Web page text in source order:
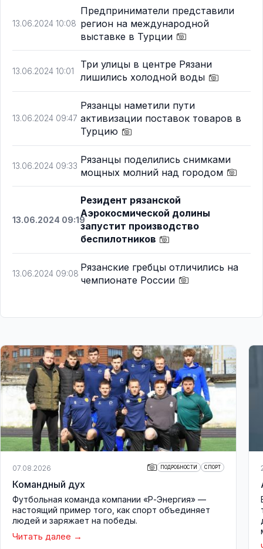
13.06.2024 10:08
Предприниматели представили
регион на международной
выставке в Турции
13.06.2024 10:01
Три улицы в центре Рязани
лишились холодной воды
13.06.2024 09:47
Рязанцы наметили пути
активизации поставок товаров в
Турцию
13.06.2024 09:33
Рязанцы поделились снимками
мощных молний над городом
13.06.2024 09:19
Резидент рязанской
Аэрокосмической долины
запустит производство
беспилотников
13.06.2024 09:08
Рязанские гребцы отличились на
чемпионате России
07.08.2026 ПОДРОБНОСТИ СПОРТ
Командный дух
Футбольная команда компании «Р-Энергия» —
настоящий пример того, как спорт объединяет
людей и заряжает на победы.
Читать далее